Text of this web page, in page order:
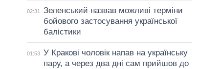
02:31 Зеленський назвав можливі терміни
бойового застосування української
балістики
01:53 У Кракові чоловік напав на українську
пару, а через два дні сам прийшов до